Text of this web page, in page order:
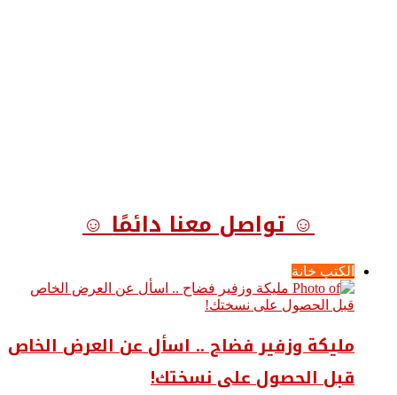
☺ تواصل معنا دائمًا ☺
الكتب خانة
مليكة وزفير فضاح .. اسأل عن العرض الخاص
قبل الحصول على نسختك!